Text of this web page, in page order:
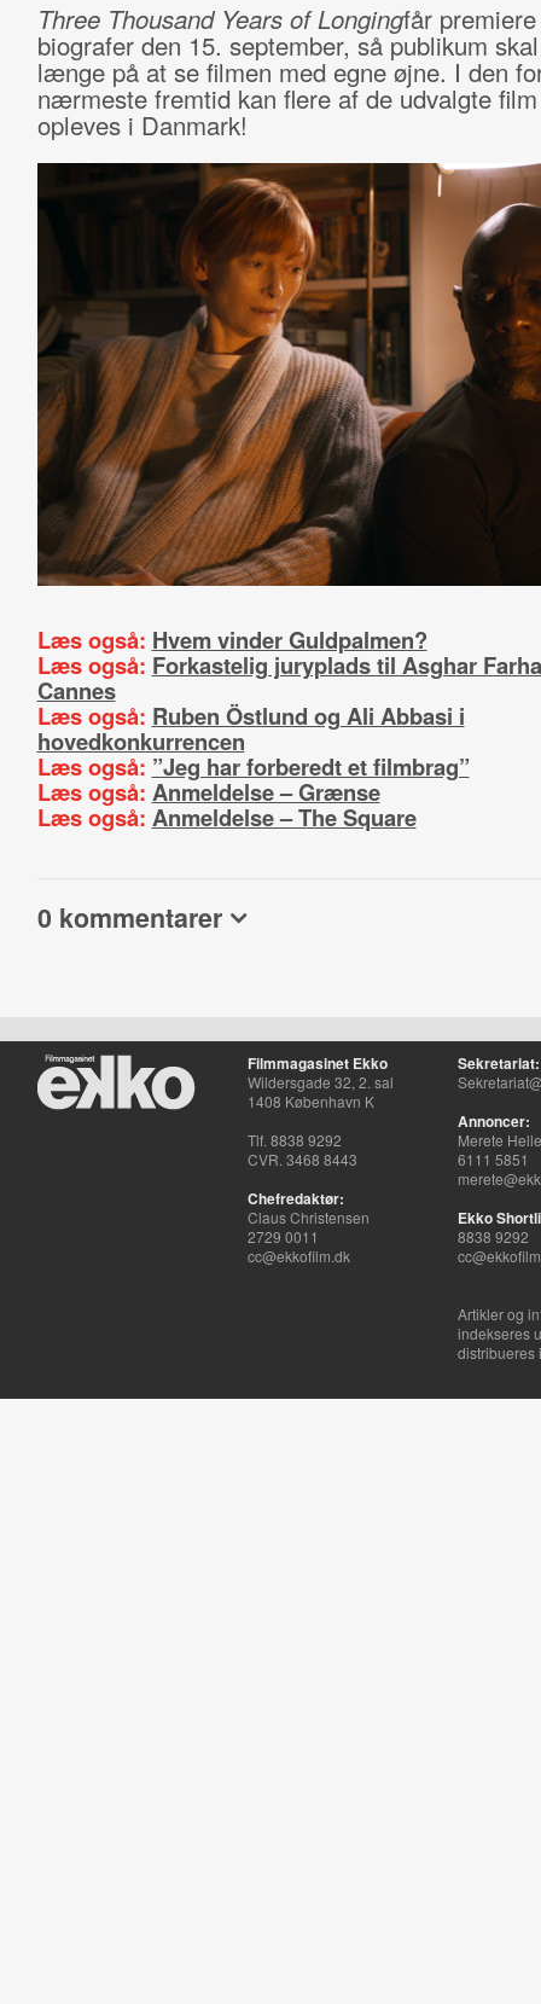
Three Thousand Years of Longingfår
biografer den 15. september, så publikum
længe på at se filmen med egne øjne. I den
nærmeste fremtid kan flere af de udvalgte
opleves i Danmark!
Læs også: Hvem vinder Guldpalmen?
Læs også: Forkastelig juryplads til Asghar
Cannes
Læs også: Ruben Östlund og Ali Abbasi i
hovedkonkurrencen
Læs også: ”Jeg har forberedt et filmbrag”
Læs også: Anmeldelse – Grænse
Læs også: Anmeldelse – The Square
0 kommentarer
Filmmagasinet Ekko
Wildersgade 32, 2. sal
1408 København K
Tlf. 8838 9292
CVR. 3468 8443
Chefredaktør:
Claus Christensen
2729 0011
cc@ekkofilm.dk
Sekretariat:
Annoncer:
Merete
6111 5851
Ekko
8838 9292
Artikler og
indekseres
distribueres